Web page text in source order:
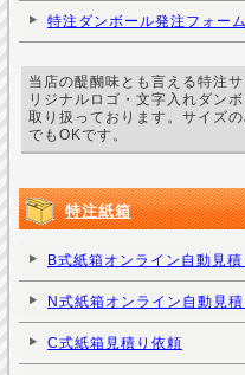
特注ダンボール発注フォーム
当店の醍醐味とも言える特注
リジナルロゴ・文字入れダン
取り扱っております。サイズ
でもOKです。
特注紙箱
B式紙箱オンライン自動見積
N式紙箱オンライン自動見積
C式紙箱見積り依頼